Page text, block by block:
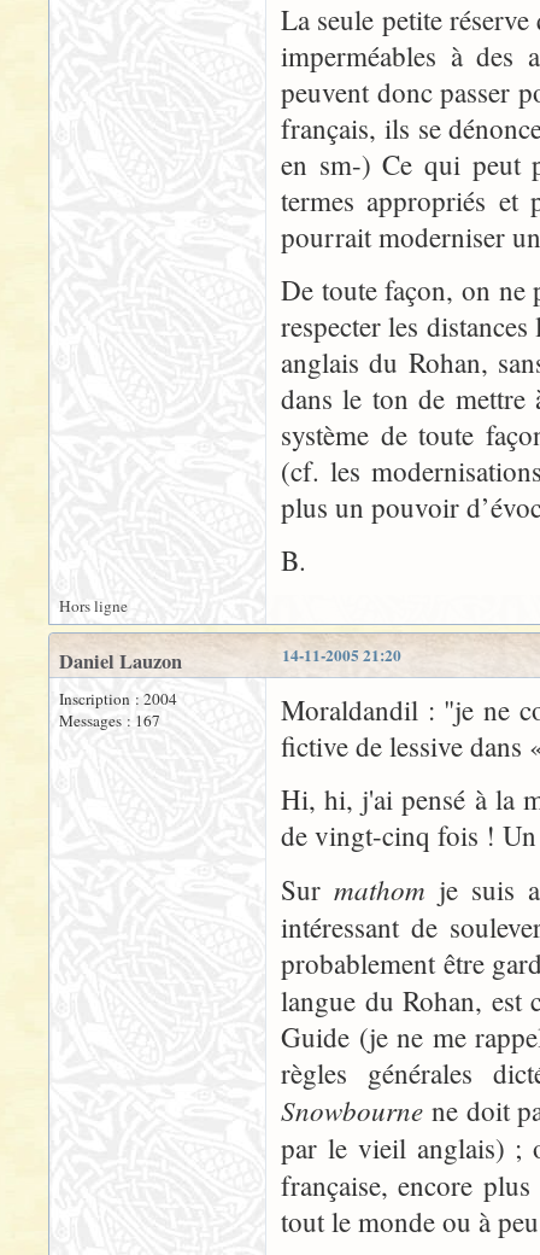
La seule petite
imperméables à des
peuvent donc passer
français, ils se
en sm-) Ce qui peut
termes appropriés et
pourrait moderniser
De toute façon, on ne
respecter les
anglais du Rohan,
dans le ton de
système de toute
(cf. les
plus un pouvoir
B.
Hors ligne
14-11-2005 21:20
Daniel Lauzon
Inscription : 2004
Messages : 167
Moraldandil : "je ne
fictive de lessive
Hi, hi, j'ai pensé à la
de vingt-cinq fois !
Surmathom je suis
intéressant de
probablement être
langue du Rohan, est
Guide (je ne me
règles générales
Snowbourne ne doit
par le vieil anglais)
française, encore
tout le monde ou à